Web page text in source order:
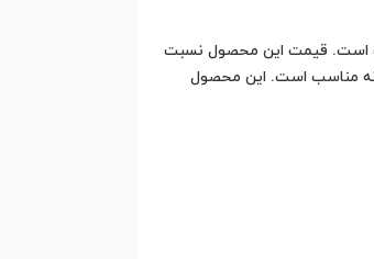
است. قیمت این محصول نسبت
مناسب است. این محصول